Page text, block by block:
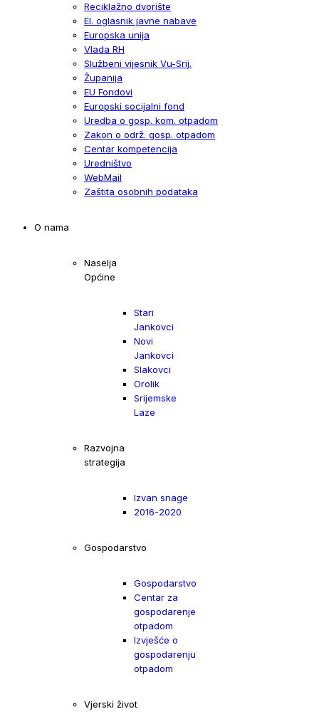
Reciklažno dvorište
El. oglasnik javne nabave
Europska unija
Vlada RH
Službeni vijesnik Vu-Srij.
Županija
EU Fondovi
Europski socijalni fond
Uredba o gosp. kom. otpadom
Zakon o održ. gosp. otpadom
Centar kompetencija
Uredništvo
WebMail
Zaštita osobnih podataka
O nama
Naselja
Općine
Stari
Jankovci
Novi
Jankovci
Slakovci
Orolik
Srijemske
Laze
Razvojna
strategija
Izvan snage
2016-2020
Gospodarstvo
Gospodarstvo
Centar za
gospodarenje
otpadom
Izvješće o
gospodarenju
otpadom
Vjerski život